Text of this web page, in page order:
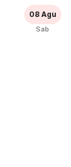
08 Agu
Sab